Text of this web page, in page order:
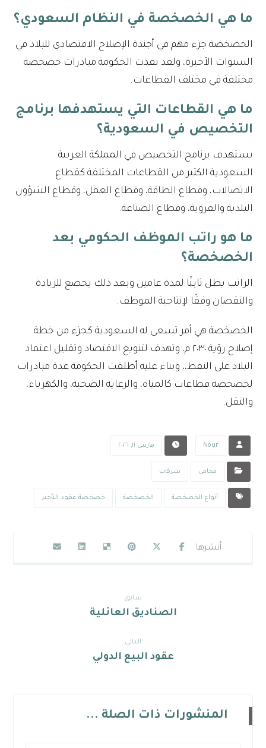
ما هي الخصخصة في النظام السعودي؟
الخصخصة جزء مهم في أجندة الإصلاح الاقتصادي للبلاد في
السنوات الأخيرة، ولقد نفذت الحكومة مبادرات خصخصة
مختلفة في مختلف القطاعات.
ما هي القطاعات التي يستهدفها برنامج
التخصيص في السعودية؟
يستهدف برنامج التخصيص في المملكة العربية
السعودية الكثير من القطاعات المختلفة كقطاع
الاتصالات، وقطاع الطاقة، وقطاع العمل، وقطاع الشؤون
البلدية والقروية، وقطاع الصناعة.
ما هو راتب الموظف الحكومي بعد
الخصخصة؟
الراتب يظل ثابتًا لمدة عامين وبعد ذلك يخضع للزيادة
والنقصان وفقًا لإنتاجية الموظف.
الخصخصة هي أمر تسعى له السعودية كجزء من خطة
إصلاح رؤية ٢٠٣٠ م، وتهدف لتنويع الاقتصاد وتقليل اعتماد
البلاد على النفط،، وبناء عليه أطلقت الحكومة عدة مبادرات
لخصخصة قطاعات كالمياه، والرعاية الصحية، والكهرباء،
والنقل.
Nour مارس ١١, ٢٠٢٦
محامي شركات
أنواع الخصخصة الخصخصة خصخصة عقود التأجير
سابق
الصناديق العائلية
التالي
عقود البيع الدولي
المنشورات ذات الصلة ...